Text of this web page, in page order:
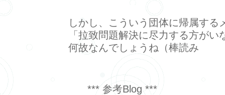
しかし、こういう団体に帰属する
「拉致問題解決に尽力する方がい
何故なんでしょうね（棒読み
*** 参考Blog ***